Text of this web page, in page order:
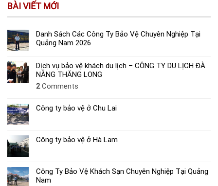
BÀI VIẾT MỚI
Danh Sách Các Công Ty Bảo Vệ Chuyên Nghiệp Tại
Quảng Nam 2026
Dịch vụ bảo vệ khách du lịch – CÔNG TY DU LỊCH ĐÀ
NẴNG THĂNG LONG
2Comments
Công ty bảo vệ ở Chu Lai
Công ty bảo vệ ở Hà Lam
Công Ty Bảo Vệ Khách Sạn Chuyên Nghiệp Tại Quảng
Nam